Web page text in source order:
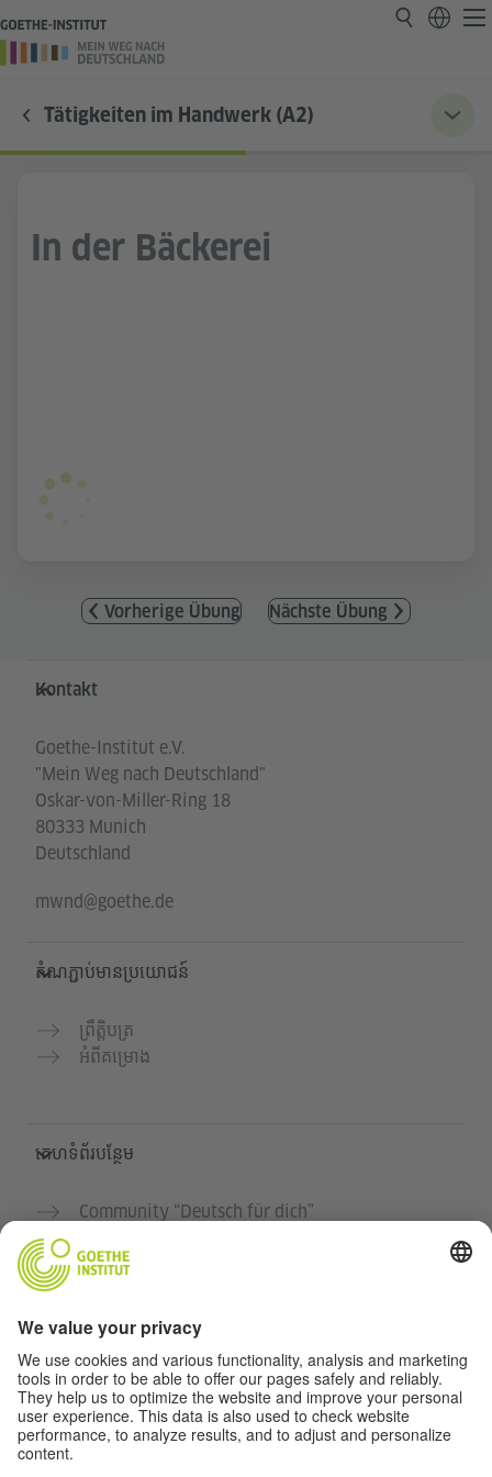
Tätigkeiten im Handwerk (A2)
In der Bäckerei
Vorherige Übung Nächste Übung
Service- und Informationsbereich
Kontakt
Goethe-Institut e.V.
"Mein Weg nach Deutschland"
Oskar-von-Miller-Ring 18
80333 Munich
Deutschland
mwnd@goethe.de
តំណភ្ជាប់មានប្រយោជន៍
ព្រឹត្តិបត្រ
អំពីគម្រោង
គេហទំព័របន្ថែម
Community “Deutsch für dich”
វគ្គសិក្សាភាសាអាល្លឺម៉ង់របស់ Goethe-Institut
ភាពឯកជន និងការចូលដំណើរការដោយគ្មានឧបសគ្គ
ការកំណត់ភាពឯកជន